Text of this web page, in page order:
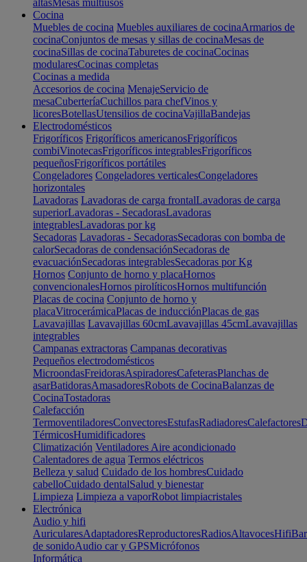
altasMesas multiusos
Cocina
Muebles de cocina Muebles auxiliares de cocinaArmarios de
cocinaConjuntos de mesas y sillas de cocinaMesas de
cocinaSillas de cocinaTaburetes de cocinaCocinas
modularesCocinas completas
Cocinas a medida
Accesorios de cocina MenajeServicio de
mesaCuberteríaCuchillos para chefVinos y
licoresBotellasUtensilios de cocinaVajillaBandejas
Electrodomésticos
Frigoríficos Frigoríficos americanosFrigoríficos
combiVinotecasFrigoríficos integrablesFrigoríficos
pequeñosFrigoríficos portátiles
Congeladores Congeladores verticalesCongeladores
horizontales
Lavadoras Lavadoras de carga frontalLavadoras de carga
superiorLavadoras - SecadorasLavadoras
integrablesLavadoras por kg
Secadoras Lavadoras - SecadorasSecadoras con bomba de
calorSecadoras de condensaciónSecadoras de
evacuaciónSecadoras integrablesSecadoras por Kg
Hornos Conjunto de horno y placaHornos
convencionalesHornos pirolíticosHornos multifunción
Placas de cocina Conjunto de horno y
placaVitrocerámicaPlacas de inducciónPlacas de gas
Lavavajillas Lavavajillas 60cmLavavajillas 45cmLavavajillas
integrables
Campanas extractoras Campanas decorativas
Pequeños electrodomésticos
MicroondasFreidorasAspiradoresCafeterasPlanchas de
asarBatidorasAmasadoresRobots de CocinaBalanzas de
CocinaTostadoras
Calefacción
TermoventiladoresConvectoresEstufasRadiadoresCalefactores
TérmicosHumidificadores
Climatización Ventiladores Aire acondicionado
Calentadores de agua Termos eléctricos
Belleza y salud Cuidado de los hombresCuidado
cabelloCuidado dentalSalud y bienestar
Limpieza Limpieza a vaporRobot limpiacristales
Electrónica
Audio y hifi
AuricularesAdaptadoresReproductoresRadiosAltavocesHifi
de sonidoAudio car y GPSMicrófonos
Informática